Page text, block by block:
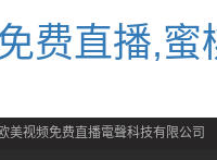
费直播,
美视频免费直播電聲科技有限公司